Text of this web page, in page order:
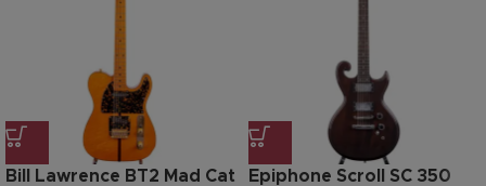
Bill Lawrence BT2 Mad Cat Epiphone Scroll SC 350